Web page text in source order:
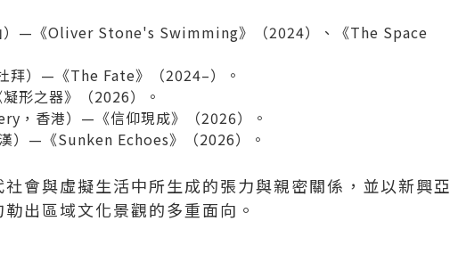
）—《Oliver Stone's Swimming》（2024）、《The Space
拜）—《The Fate》（2024–）。
形之器》（2026）。
，香港）—《信仰現成》（2026）。
）—《Sunken Echoes》（2026）。
會與虛擬生活中所生成的張力與親密關係，並以新興亞
出區域文化景觀的多重面向。